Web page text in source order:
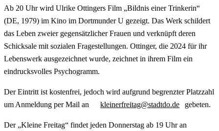
Ab 20 Uhr wird Ulrike Ottingers Film „Bildnis einer Trinkerin“
(DE, 1979) im Kino im Dortmunder U gezeigt. Das Werk schildert
das Leben zweier gegensätzlicher Frauen und verknüpft deren
Schicksale mit sozialen Fragestellungen. Ottinger, die 2024 für ihr
Lebenswerk ausgezeichnet wurde, zeichnet in ihrem Film ein
eindrucksvolles Psychogramm.
Der Eintritt ist kostenfrei, jedoch wird aufgrund begrenzter Platzzahl
um Anmeldung per Mail an
kleinerfreitag@stadtdo.de gebeten.
Der „Kleine Freitag“ findet jeden Donnerstag ab 19 Uhr an